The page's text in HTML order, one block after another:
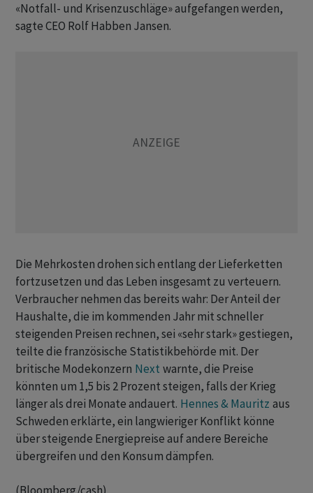
«Notfall- und Krisenzuschläge» aufgefangen werden,
sagte CEO Rolf Habben Jansen.
Die Mehrkosten drohen sich entlang der Lieferketten
fortzusetzen und das Leben insgesamt zu verteuern.
Verbraucher nehmen das bereits wahr: Der Anteil der
Haushalte, die im kommenden Jahr mit schneller
steigenden Preisen rechnen, sei «sehr stark» gestiegen,
teilte die französische Statistikbehörde mit. Der
britische Modekonzern Next warnte, die Preise
könnten um 1,5 bis 2 Prozent steigen, falls der Krieg
länger als drei Monate andauert. Hennes & Mauritz aus
Schweden erklärte, ein langwieriger Konflikt könne
über steigende Energiepreise auf andere Bereiche
übergreifen und den Konsum dämpfen.